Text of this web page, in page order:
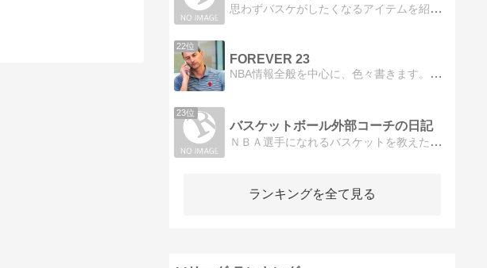
思わずバスケがしたくなるアイテムを紹介。モチベーション維持につながります。
22位
FOREVER 23
NBA情報全般を中心に、色々書きます。よく見ると移籍情報などもアリ。管理人はシカゴ・ブルズを応援しています。
23位
バスケットボール外部コーチの日記
ＮＢＡ選手になれるバスケットを教えたい。チームのこと、役に立つこと立たないこと何でも書いてしまいます。
ランキングを全て見る